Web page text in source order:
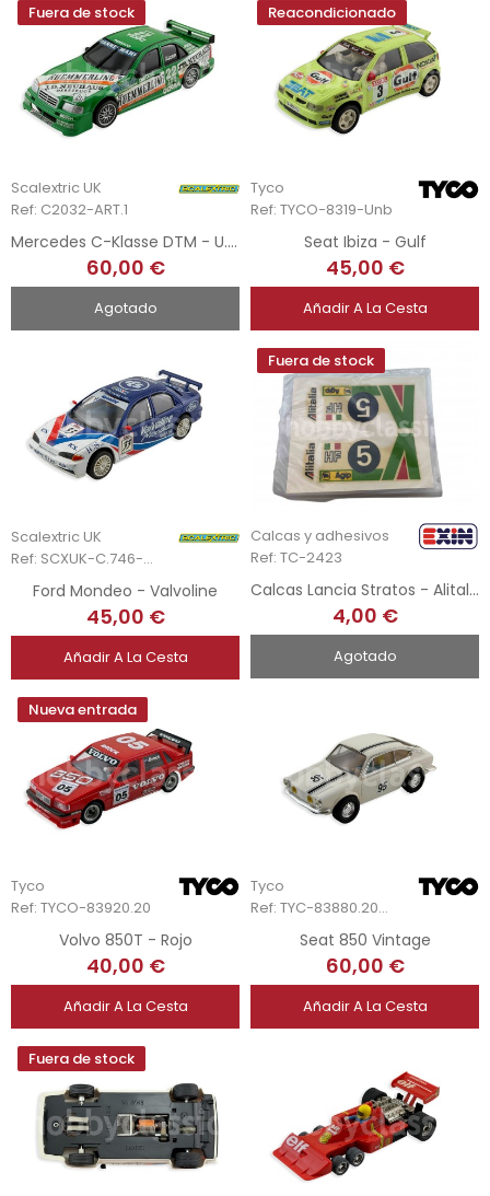
Fuera de stock
Scalextric UK
Ref: C2032-ART.1
Mercedes C-Klasse DTM - U. Alzen - DTM 1995 - Hand-Painted
60,00 €
Agotado
Reacondicionado
Tyco
Ref: TYCO-8319-Unb
Seat Ibiza - Gulf
45,00 €
Añadir A La Cesta
Scalextric UK
Ref: SCXUK-C.746-Unb
Ford Mondeo - Valvoline
45,00 €
Añadir A La Cesta
Fuera de stock
Calcas y adhesivos
Ref: TC-2423
Calcas Lancia Stratos - Alitalia n5
4,00 €
Agotado
Nueva entrada
Tyco
Ref: TYCO-83920.20
Volvo 850T - Rojo
40,00 €
Añadir A La Cesta
Tyco
Ref: TYC-83880.20-Unb
Seat 850 Vintage
60,00 €
Añadir A La Cesta
Fuera de stock